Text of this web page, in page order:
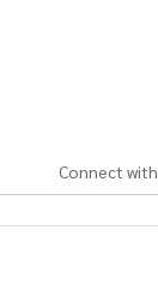
Connect with